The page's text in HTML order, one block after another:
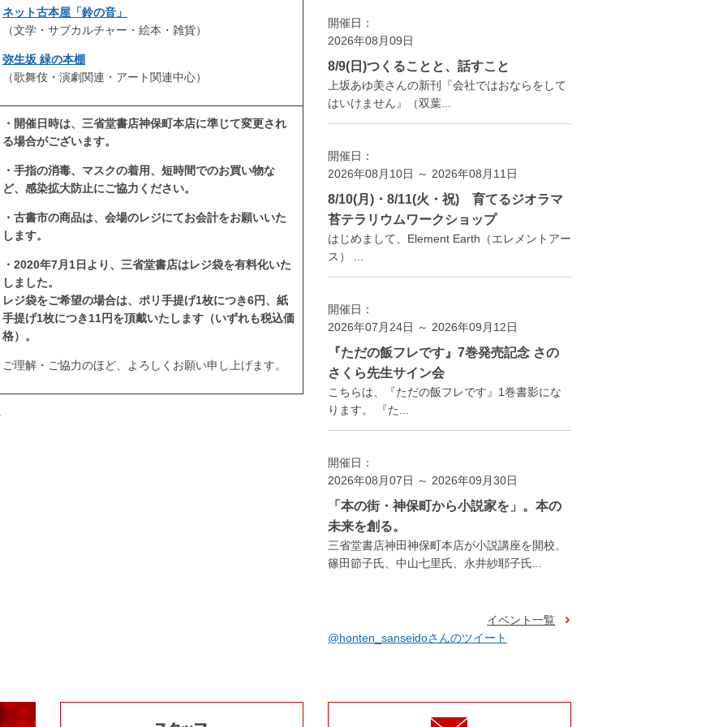
ネット古本屋「鈴の音」
（文学・サブカルチャー・絵本・雑貨）
弥生坂 緑の本棚
（歌舞伎・演劇関連・アート関連中心）
・開催日時は、三省堂書店神保町本店に準じて変更され
る場合がございます。
・手指の消毒、マスクの着用、短時間でのお買い物な
ど、感染拡大防止にご協力ください。
・古書市の商品は、会場のレジにてお会計をお願いいた
します。
・2020年7月1日より、三省堂書店はレジ袋を有料化いた
しました。
レジ袋をご希望の場合は、ポリ手提げ1枚につき6円、紙
手提げ1枚につき11円を頂戴いたします（いずれも税込価
格）。
ご理解・ご協力のほど、よろしくお願い申し上げます。
開催日：
2026年08月09日
8/9(日)つくることと、話すこと
上坂あゆ美さんの新刊『会社ではおならをして
はいけません』（双葉...
開催日：
2026年08月10日 ～ 2026年08月11日
8/10(月)・8/11(火・祝) 育てるジオラマ
苔テラリウムワークショップ
はじめまして、Element Earth（エレメントアー
ス） ...
開催日：
2026年07月24日 ～ 2026年09月12日
『ただの飯フレです』7巻発売記念 さの
さくら先生サイン会
こちらは、『ただの飯フレです』1巻書影にな
ります。 『た...
開催日：
2026年08月07日 ～ 2026年09月30日
「本の街・神保町から小説家を」。本の
未来を創る。
三省堂書店神田神保町本店が小説講座を開校。
篠田節子氏、中山七里氏、永井紗耶子氏...
イベント一覧
@honten_sanseidoさんのツイート